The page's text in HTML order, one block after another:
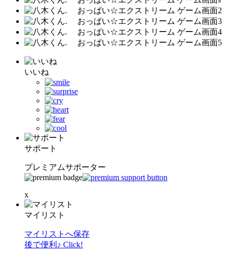
いいね
サポート
プレミアムサポーター
x
マイリスト
マイリストへ保存
後で便利♪ Click!